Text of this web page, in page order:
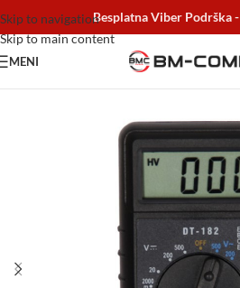
Skip to navigation
Skip to main content
Besplatna Viber Podrška -
MENI